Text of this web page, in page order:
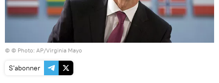
© © Photo: AP/Virginia Mayo
S'abonner